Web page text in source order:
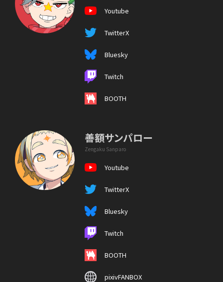
Youtube
TwitterX
Bluesky
Twitch
BOOTH
善額サンパロー
Zengaku Sanparo
Youtube
TwitterX
Bluesky
Twitch
BOOTH
pixivFANBOX